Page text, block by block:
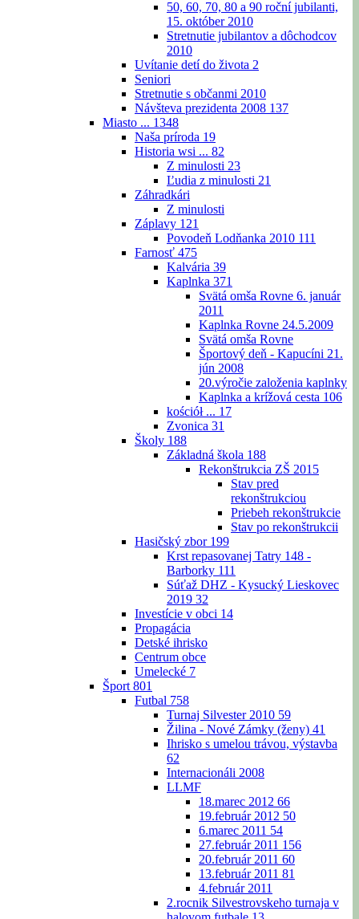
50, 60, 70, 80 a 90 roční jubilanti,
15. október 2010
Stretnutie jubilantov a dôchodcov
2010
Uvítanie detí do života 2
Seniori
Stretnutie s občanmi 2010
Návšteva prezidenta 2008 137
Miasto ... 1348
Naša príroda 19
Historia wsi ... 82
Z minulosti 23
Ľudia z minulosti 21
Záhradkári
Z minulosti
Záplavy 121
Povodeň Lodňanka 2010 111
Farnosť 475
Kalvária 39
Kaplnka 371
Svätá omša Rovne 6. január
2011
Kaplnka Rovne 24.5.2009
Svätá omša Rovne
Športový deň - Kapucíni 21.
jún 2008
20.výročie založenia kaplnky
Kaplnka a krížová cesta 106
kościół ... 17
Zvonica 31
Školy 188
Základná škola 188
Rekonštrukcia ZŠ 2015
Stav pred
rekonštrukciou
Priebeh rekonštrukcie
Stav po rekonštrukcii
Hasičský zbor 199
Krst repasovanej Tatry 148 -
Barborky 111
Súťaž DHZ - Kysucký Lieskovec
2019 32
Investície v obci 14
Propagácia
Detské ihrisko
Centrum obce
Umelecké 7
Šport 801
Futbal 758
Turnaj Silvester 2010 59
Žilina - Nové Zámky (ženy) 41
Ihrisko s umelou trávou, výstavba
62
Internacionáli 2008
LLMF
18.marec 2012 66
19.február 2012 50
6.marec 2011 54
27.február 2011 156
20.február 2011 60
13.február 2011 81
4.február 2011
2.rocnik Silvestrovskeho turnaja v